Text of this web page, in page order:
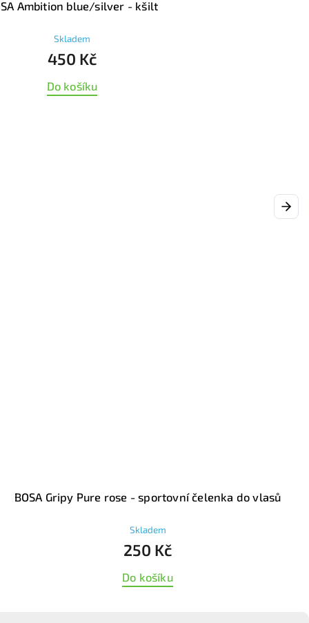
Ambition blue/silver - kšilt
Skladem
450 Kč
Do košíku
BOSA Gripy Pure rose - sportovní čelenka do vlasů
Skladem
250 Kč
Do košíku
Next